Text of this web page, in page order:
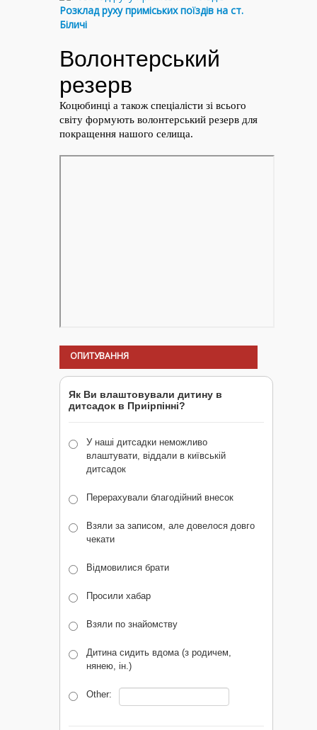
Розклад руху приміських поїздів на ст.
Біличі
ОПИТУВАННЯ
Як Ви влаштовували дитину в
дитсадок в Приірпінні?
У наші дитсадки неможливо
влаштувати, віддали в київській
дитсадок
Перерахували благодійний внесок
Взяли за записом, але довелося довго
чекати
Відмовилися брати
Просили хабар
Взяли по знайомству
Дитина сидить вдома (з родичем,
нянею, ін.)
Other: